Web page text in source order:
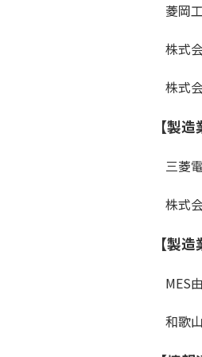
菱岡
株式
株式
【製
三菱
株式
【製
MES
和歌